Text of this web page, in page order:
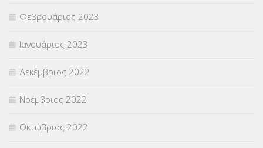
Φεβρουάριος 2023
Ιανουάριος 2023
Δεκέμβριος 2022
Νοέμβριος 2022
Οκτώβριος 2022